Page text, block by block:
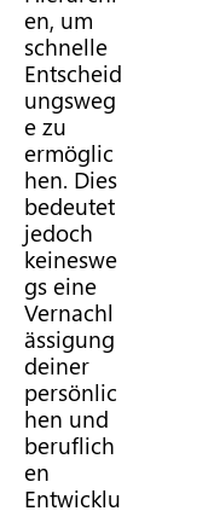
en, um
schnelle
Entscheid
ungsweg
e zu
ermöglic
hen. Dies
bedeutet
jedoch
keineswe
gs eine
Vernachl
ässigung
deiner
persönlic
hen und
beruflich
en
Entwicklu